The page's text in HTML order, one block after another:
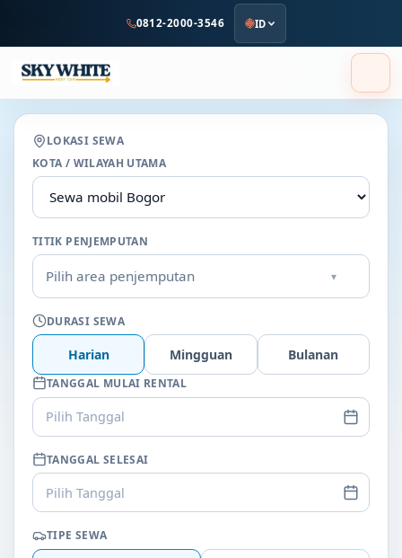
utama
0812-2000-3546 ID
LOKASI SEWA
KOTA / WILAYAH UTAMA
TITIK PENJEMPUTAN
Pilih area penjemputan ▾
DURASI SEWA
Harian Mingguan Bulanan
TANGGAL MULAI RENTAL
Pilih Tanggal
TANGGAL SELESAI
Pilih Tanggal
TIPE SEWA